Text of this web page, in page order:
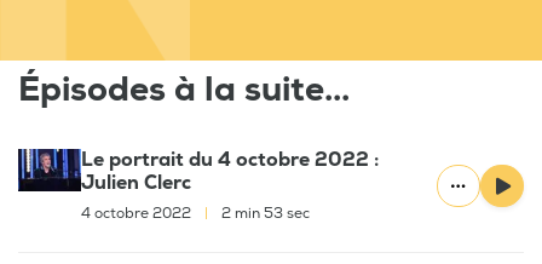
Épisodes à la suite...
Le portrait du 4 octobre 2022 :
Julien Clerc
4 octobre 2022 2 min 53 sec